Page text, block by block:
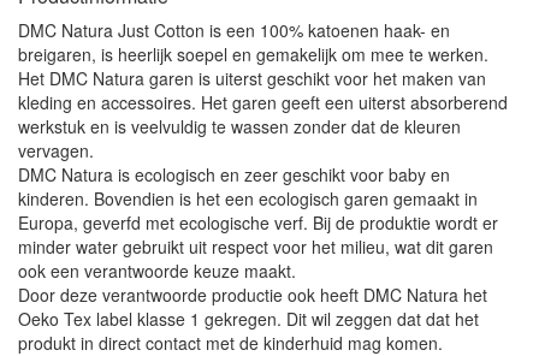
DMC Natura Just Cotton is een 100% katoenen haak- en
breigaren, is heerlijk soepel en gemakelijk om mee te werken.
Het DMC Natura garen is uiterst geschikt voor het maken van
kleding en accessoires. Het garen geeft een uiterst absorberend
werkstuk en is veelvuldig te wassen zonder dat de kleuren
vervagen.
DMC Natura is ecologisch en zeer geschikt voor baby en
kinderen. Bovendien is het een ecologisch garen gemaakt in
Europa, geverfd met ecologische verf. Bij de produktie wordt er
minder water gebruikt uit respect voor het milieu, wat dit garen
ook een verantwoorde keuze maakt.
Door deze verantwoorde productie ook heeft DMC Natura het
Oeko Tex label klasse 1 gekregen. Dit wil zeggen dat dat het
produkt in direct contact met de kinderhuid mag komen.